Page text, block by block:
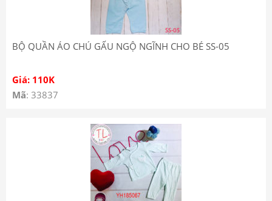
BỘ QUẦN ÁO CHÚ GẤU NGỘ NGĨNH CHO BÉ SS-05
Giá: 110K
Mã: 33837